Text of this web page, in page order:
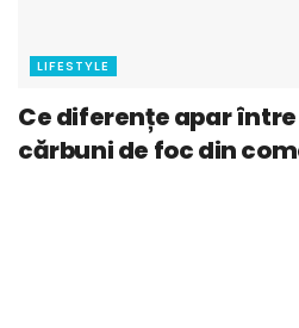
LIFESTYLE
Ce diferențe apar
cărbuni de foc din